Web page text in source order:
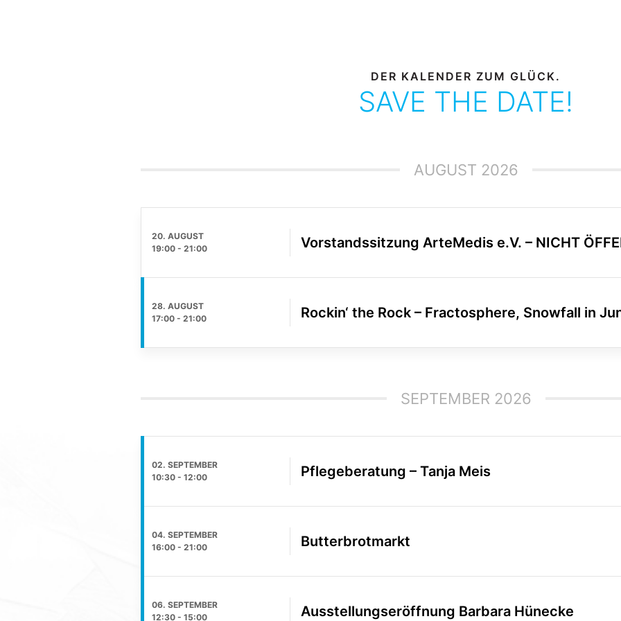
DER KALENDER ZUM GLÜCK.
SAVE THE DATE!
AUGUST 2026
20. AUGUST
19:00- 21:00 Vorstandssitzung ArteMedis e.V. – NICHT
28. AUGUST
17:00- 21:00 Rockin‘ the Rock – Fractosphere, Snowfall in
SEPTEMBER 2026
02. SEPTEMBER
10:30- 12:00 Pflegeberatung – Tanja Meis
04. SEPTEMBER
16:00- 21:00 Butterbrotmarkt
06. SEPTEMBER
12:30- 15:00 Ausstellungseröffnung Barbara Hünecke